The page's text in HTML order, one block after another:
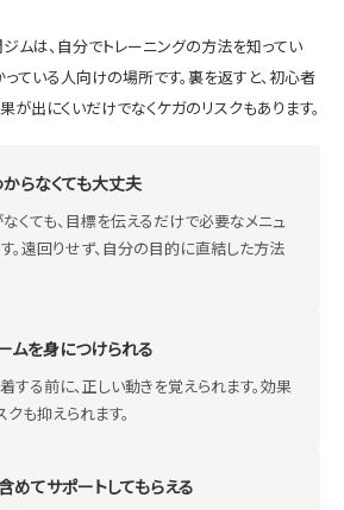
ムは、自分でトレーニングの方法を知ってい
ている人向けの場所です。裏を返すと、初心者
が出にくいだけでなくケガのリスクもあります。
らなくても大丈夫
くても、目標を伝えるだけで必要なメニュ
。遠回りせず、自分の目的に直結した方法
ムを身につけられる
する前に、正しい動きを覚えられます。効果
も抑えられます。
めてサポートしてもらえる